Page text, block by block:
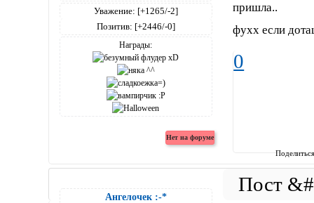
Уважение: [+1265/-2]
Позитив: [+2446/-0]
Награды:
пришла..
фухх если
0
Ангелочек :-*